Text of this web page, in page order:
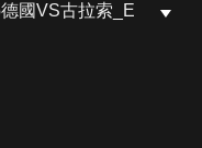
國VS古拉索_E